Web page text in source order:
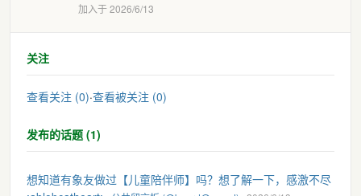
加入于 2026/6/13
关注
查看关注 (0)·查看被关注 (0)
发布的话题 (1)
想知道有象友做过【儿童陪伴师】吗？想了解一下，感激不尽